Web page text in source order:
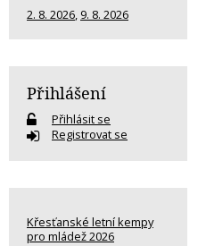
2. 8. 2026 9. 8. 2026
Přihlášení
Přihlásit se
Registrovat se
Křesťanské letní kempy
pro mládež 2026